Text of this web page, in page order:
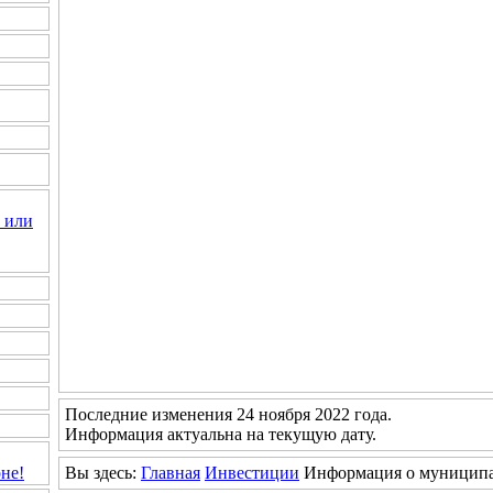
или
Последние изменения 24 ноября 2022 года.
Информация актуальна на текущую дату.
Вы здесь: Главная Инвестиции Информация о